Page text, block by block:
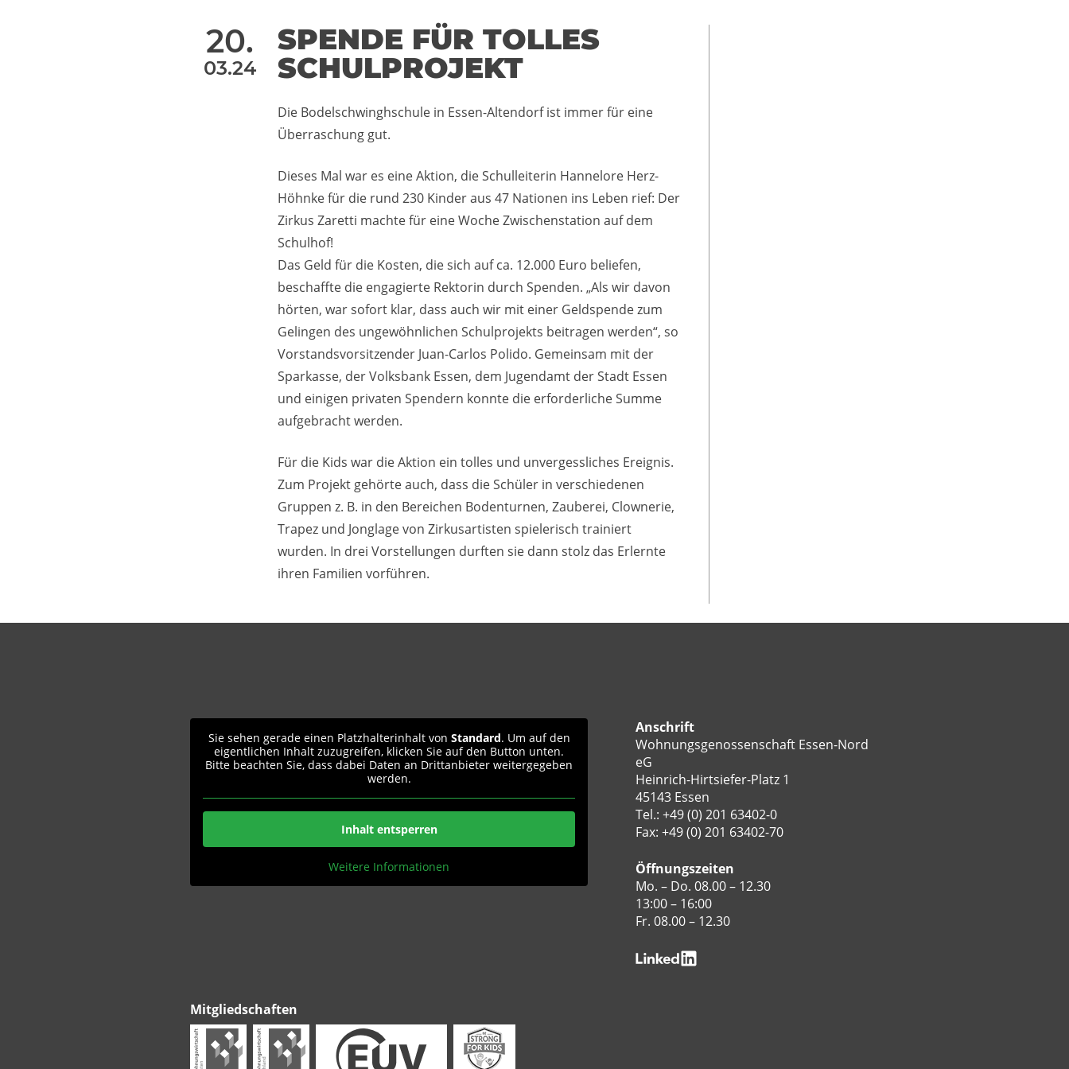
20.
03.24
SPENDE FÜR TOLLES
SCHULPROJEKT
Die Bodelschwinghschule in Essen-Altendorf ist immer für eine
Überraschung gut.
Dieses Mal war es eine Aktion, die Schulleiterin Hannelore Herz-
Höhnke für die rund 230 Kinder aus 47 Nationen ins Leben rief: Der
Zirkus Zaretti machte für eine Woche Zwischenstation auf dem
Schulhof!
Das Geld für die Kosten, die sich auf ca. 12.000 Euro beliefen,
beschaffte die engagierte Rektorin durch Spenden. „Als wir davon
hörten, war sofort klar, dass auch wir mit einer Geldspende zum
Gelingen des ungewöhnlichen Schulprojekts beitragen werden“, so
Vorstandsvorsitzender Juan-Carlos Polido. Gemeinsam mit der
Sparkasse, der Volksbank Essen, dem Jugendamt der Stadt Essen
und einigen privaten Spendern konnte die erforderliche Summe
aufgebracht werden.
Für die Kids war die Aktion ein tolles und unvergessliches Ereignis.
Zum Projekt gehörte auch, dass die Schüler in verschiedenen
Gruppen z. B. in den Bereichen Bodenturnen, Zauberei, Clownerie,
Trapez und Jonglage von Zirkusartisten spielerisch trainiert
wurden. In drei Vorstellungen durften sie dann stolz das Erlernte
ihren Familien vorführen.
Sie sehen gerade einen Platzhalterinhalt von Standard. Um auf den
eigentlichen Inhalt zuzugreifen, klicken Sie auf den Button unten.
Bitte beachten Sie, dass dabei Daten an Drittanbieter weitergegeben
werden.
Inhalt entsperren
Weitere Informationen
Anschrift
Wohnungsgenossenschaft Essen-Nord
eG
Heinrich-Hirtsiefer-Platz 1
45143 Essen
Tel.: +49 (0) 201 63402-0
Fax: +49 (0) 201 63402-70
Öffnungszeiten
Mo. – Do. 08.00 – 12.30
13:00 – 16:00
Fr. 08.00 – 12.30
Mitgliedschaften